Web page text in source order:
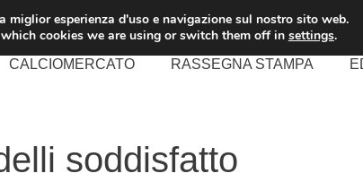
CALCIOMERCATO RASSEGNA STAMPA
soddisfatto
miglior esperienza d'uso e navigazione sul nostro sito web.
cookies we are using or switch them off in settings.